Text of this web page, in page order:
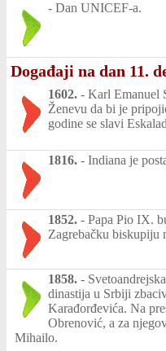
- Dan UNICEF-a.
Događaji na dan 11.
1602. - Karl Emanuel
Ženevu da bi je
godine se slavi
1816. - Indiana je
1852. - Papa Pio IX.
Zagrebačku biskupiju
1858. -
dinastija u Srbiji
Karađorđevića. Na
Obrenović, a za
Mihailo.